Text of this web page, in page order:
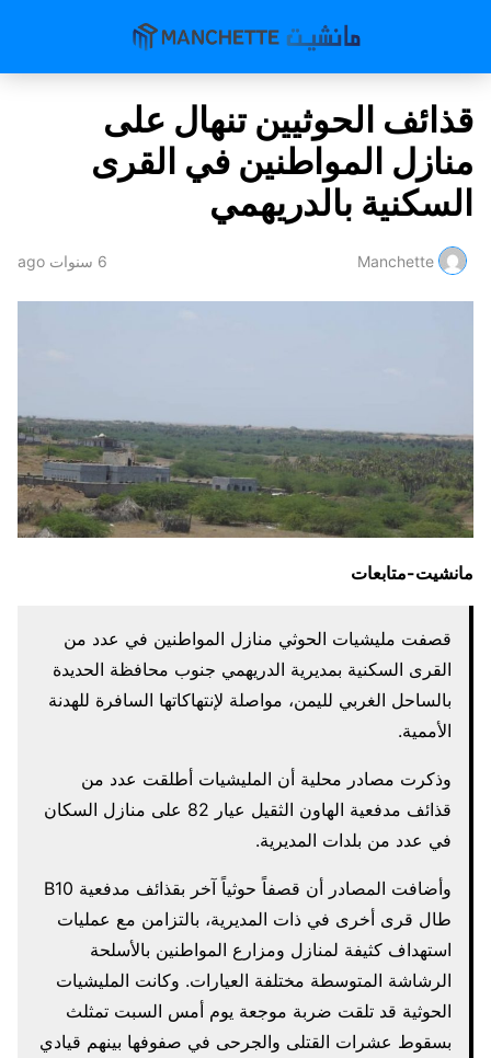
قذائف الحوثيين تنهال على
منازل المواطنين في القرى
السكنية بالدريهمي
Manchette 6 سنوات ago
مانشيت-متابعات
قصفت مليشيات الحوثي منازل المواطنين في عدد من
القرى السكنية بمديرية الدريهمي جنوب محافظة الحديدة
بالساحل الغربي لليمن، مواصلة لإنتهاكاتها السافرة للهدنة
الأممية.
وذكرت مصادر محلية أن المليشيات أطلقت عدد من
قذائف مدفعية الهاون الثقيل عيار 82 على منازل السكان
في عدد من بلدات المديرية.
وأضافت المصادر أن قصفاً حوثياً آخر بقذائف مدفعية B10
طال قرى أخرى في ذات المديرية، بالتزامن مع عمليات
استهداف كثيفة لمنازل ومزارع المواطنين بالأسلحة
الرشاشة المتوسطة مختلفة العيارات. وكانت المليشيات
الحوثية قد تلقت ضربة موجعة يوم أمس السبت تمثلث
بسقوط عشرات القتلى والجرحى في صفوفها بينهم قيادي